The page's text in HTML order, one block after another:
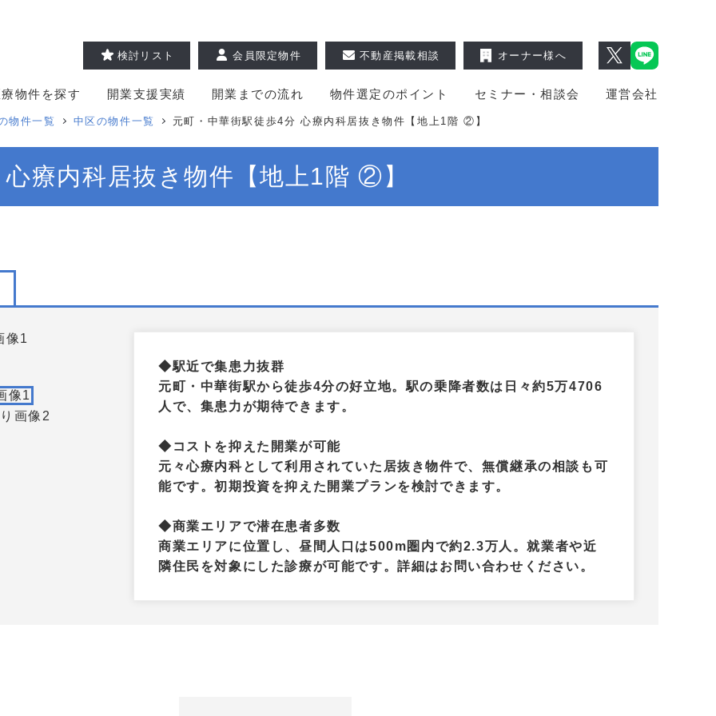
物件を探す 開業支援実績 開業までの流れ 物件選定のポイント セミナー・相談会 運営会社
検討リスト 会員限定物件 不動産掲載相談 オーナー様へ
物件一覧 中区の物件一覧 元町・中華街駅徒歩4分 心療内科居抜き物件【地上1階 ②】
療内科居抜き物件【地上1階 ②】
◆駅近で集患力抜群
元町・中華街駅から徒歩4分の好立地。駅の乗降者数は日々約5万4706
人で、集患力が期待できます。
◆コストを抑えた開業が可能
元々心療内科として利用されていた居抜き物件で、無償継承の相談も可
能です。初期投資を抑えた開業プランを検討できます。
◆商業エリアで潜在患者多数
商業エリアに位置し、昼間人口は500m圏内で約2.3万人。就業者や近
隣住民を対象にした診療が可能です。詳細はお問い合わせください。